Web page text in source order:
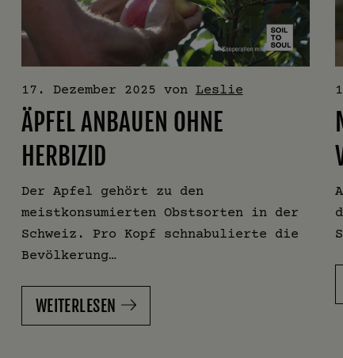
17. Dezember 2025 von Leslie
ÄPFEL ANBAUEN OHNE
HERBIZID
Der Apfel gehört zu den
meistkonsumierten Obstsorten in der
Schweiz. Pro Kopf schnabulierte die
Bevölkerung…
WEITERLESEN